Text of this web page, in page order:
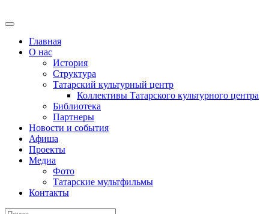
Главная
О нас
История
Структура
Татарский культурный центр
Коллективы Татарского культурного центра
Библиотека
Партнеры
Новости и события
Афиша
Проекты
Медиа
Фото
Татарские мультфильмы
Контакты